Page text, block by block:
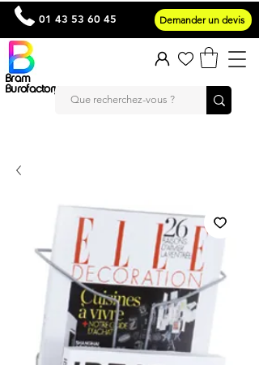
Bram
Burofactory
01 43 53 60 45 Demander un devis